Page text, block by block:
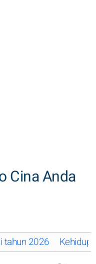
Cina Anda
tahun 2026